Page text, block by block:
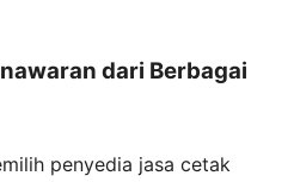
dari Berbagai
penyedia jasa cetak